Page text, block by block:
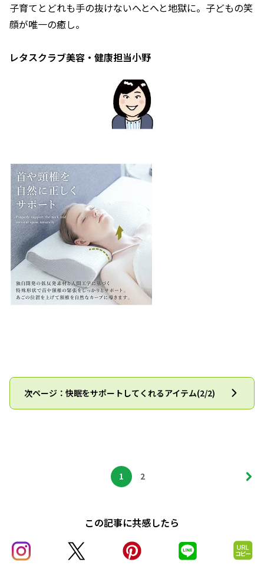
子育てとどれも手の抜けないへとへと地獄に。子どもの笑
顔が唯一の癒し。
レタスクラブ美容・健康担当小野
次ページ：快眠をサポートしてくれるアイテム(2/2)
1 2
この記事に共感したら